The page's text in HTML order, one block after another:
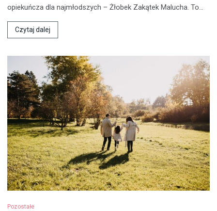
opiekuńcza dla najmłodszych – Żłobek Zakątek Malucha. To…
Czytaj dalej
Pozostałe